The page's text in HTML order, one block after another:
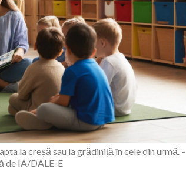
la creșă sau la grădiniță în cele din urmă. –
de IA/DALE-E